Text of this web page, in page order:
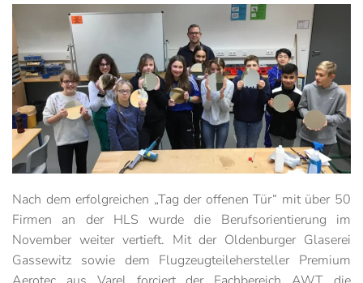
Nach dem erfolgreichen „Tag der offenen Tür“ mit über 50
Firmen an der HLS wurde die Berufsorientierung im
November weiter vertieft. Mit der Oldenburger Glaserei
Gassewitz sowie dem Flugzeugteilehersteller Premium